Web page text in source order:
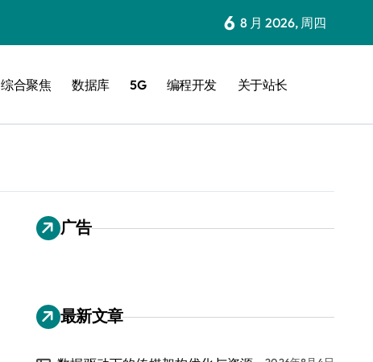
6 8 月 2026, 周四
综合聚焦 数据库 5G 编程开发 关于站长
广告
最新文章